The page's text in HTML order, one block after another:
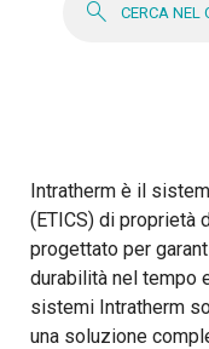
search
Intratherm è il
(ETICS) di proprietà
progettato per
durabilità nel tempo
sistemi Intratherm
una soluzione